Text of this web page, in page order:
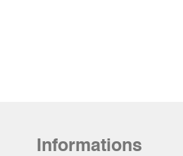
Informations